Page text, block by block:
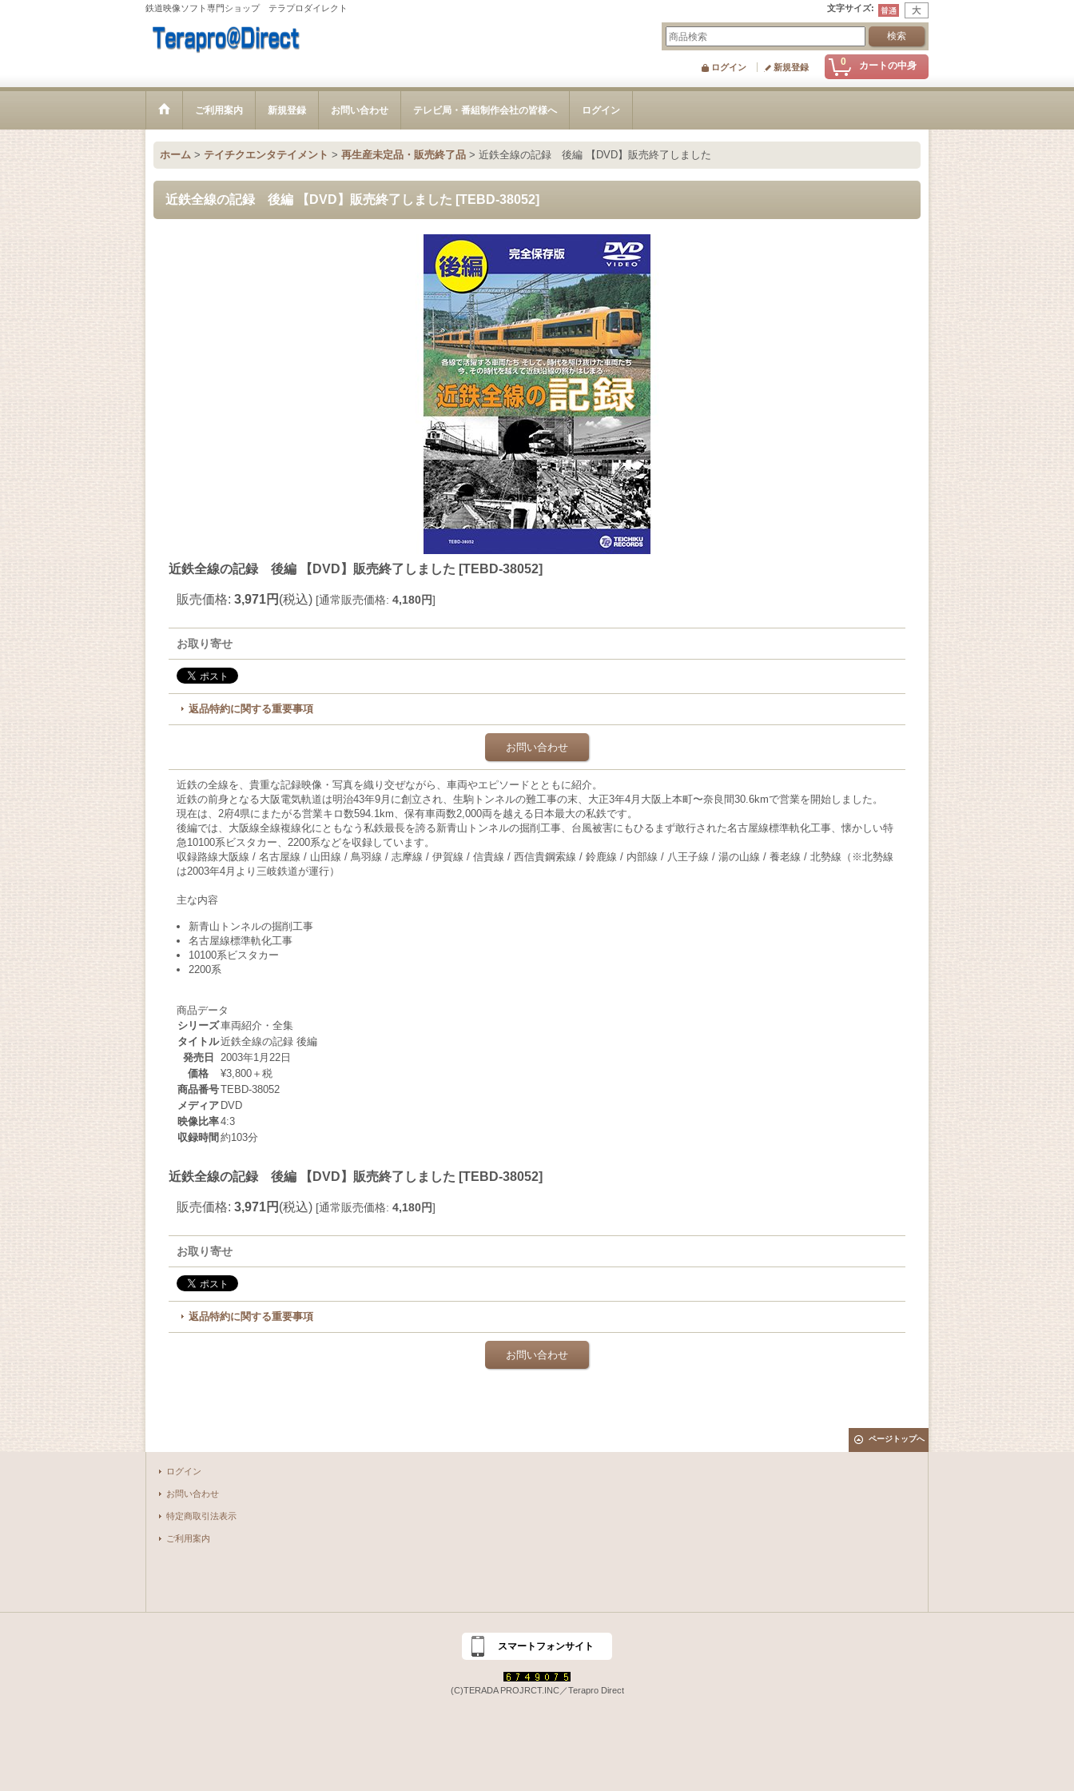
鉄道映像ソフト専門ショップ テラプロダイレクト 文字サイズ:
0 カートの中身
ログイン 新規登録
ご利用案内 新規登録 お問い合わせ テレビ局・番組制作会社の皆様へ ログイン
ホーム > テイチクエンタテイメント > 再生産未定品・販売終了品 > 近鉄全線の記録 後編 【DVD】販売終了しました
近鉄全線の記録 後編 【DVD】販売終了しました [TEBD-38052]
近鉄全線の記録 後編 【DVD】販売終了しました [TEBD-38052]
販売価格: 3,971円 (税込) [通常販売価格: 4,180円]
お取り寄せ
返品特約に関する重要事項
お問い合わせ
近鉄の全線を、貴重な記録映像・写真を織り交ぜながら、車両やエピソードとともに紹介。
近鉄の前身となる大阪電気軌道は明治43年9月に創立され、生駒トンネルの難工事の末、大正3年4月大阪上本町〜奈良間30.6kmで営業を開始しました。
現在は、2府4県にまたがる営業キロ数594.1km、保有車両数2,000両を越える日本最大の私鉄です。
後編では、大阪線全線複線化にともなう私鉄最長を誇る新青山トンネルの掘削工事、台風被害にもひるまず敢行された名古屋線標準軌化工事、懐かしい特
急10100系ビスタカー、2200系などを収録しています。
収録路線大阪線 / 名古屋線 / 山田線 / 鳥羽線 / 志摩線 / 伊賀線 / 信貴線 / 西信貴鋼索線 / 鈴鹿線 / 内部線 / 八王子線 / 湯の山線 / 養老線 / 北勢線（※北勢線
は2003年4月より三岐鉄道が運行）
主な内容
新青山トンネルの掘削工事
名古屋線標準軌化工事
10100系ビスタカー
2200系
商品データ
シリーズ車両紹介・全集
タイトル近鉄全線の記録 後編
発売日
2003年1月22日
価格
¥3,800＋税
商品番号TEBD-38052
メディア DVD
映像比率4:3
収録時間 約103分
近鉄全線の記録 後編 【DVD】販売終了しました [TEBD-38052]
販売価格: 3,971円 (税込) [通常販売価格: 4,180円]
お取り寄せ
返品特約に関する重要事項
お問い合わせ
ページトップへ
ログイン
お問い合わせ
特定商取引法表示
ご利用案内
スマートフォンサイト
(C)TERADA PROJRCT.INC／Terapro Direct